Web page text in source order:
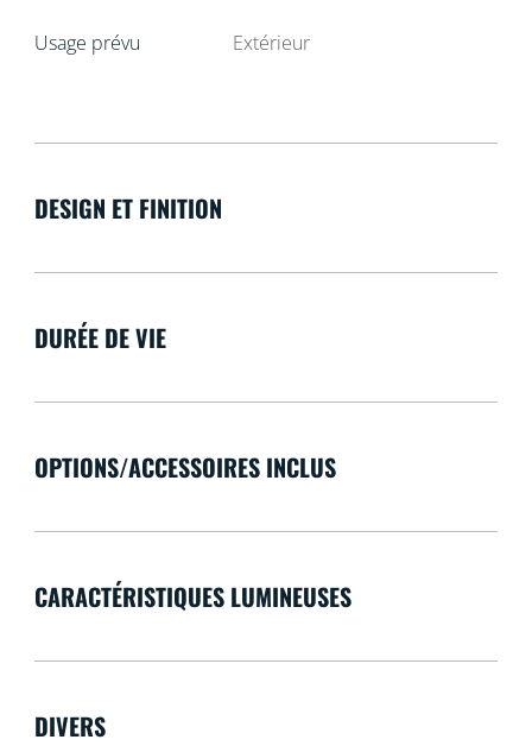
Usage prévu Extérieur
DESIGN ET FINITION
DURÉE DE VIE
OPTIONS/ACCESSOIRES INCLUS
CARACTÉRISTIQUES LUMINEUSES
DIVERS